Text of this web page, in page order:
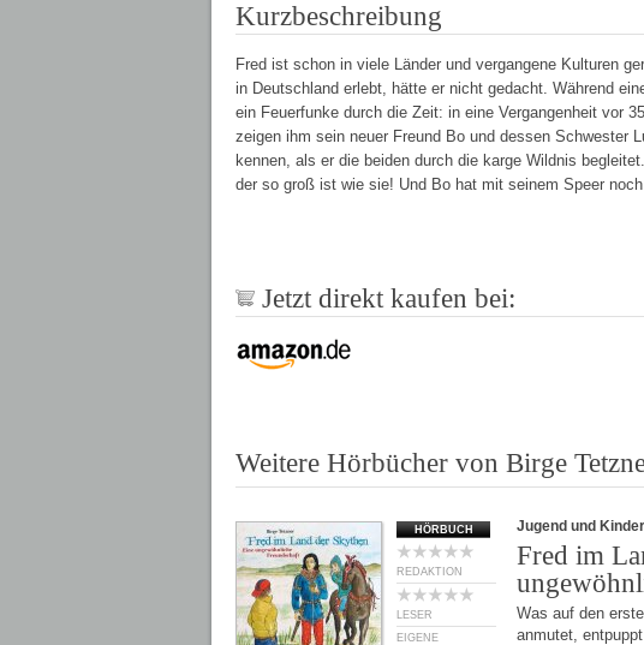
Kurzbeschreibung
Fred ist schon in viele Länder und vergangene Kulturen
in Deutschland erlebt, hätte er nicht gedacht. Während
ein Feuerfunke durch die Zeit: in eine Vergangenheit vor
zeigen ihm sein neuer Freund Bo und dessen Schwester
kennen, als er die beiden durch die karge Wildnis
der so groß ist wie sie! Und Bo hat mit seinem Speer
Jetzt direkt kaufen bei:
Weitere Hörbücher von Birge
HÖRBUCH
REDAKTION
LESER
EIGENE
Jugend und Kinder
Fred im
Was auf den
anmutet,